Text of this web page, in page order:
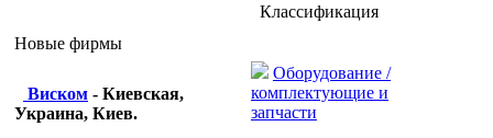
Новые фирмы
Виском - Киевская,
Украина, Киев.
Классификация
Оборудование /
комплектующие и
запчасти